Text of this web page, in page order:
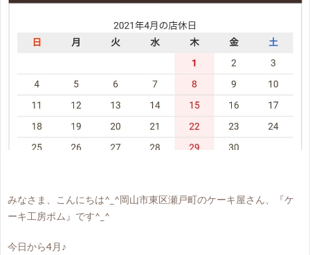
みなさま、こんにちは^_^岡山市東区瀬戸町のケーキ屋さん、『ケ
ーキ工房ポム』です^_^
今日から4月♪